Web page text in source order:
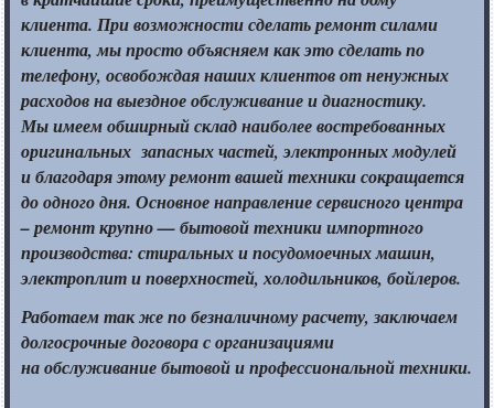
клиента.При возможностисделать ремонт силами
клиента,мы простообъясняем как это сделать по
телефону, освобождая наших клиентовот ненужных
расходовна выездноеобслуживаниеи диагностику.
Мы имеемобширный склад наиболее востребованных
оригинальных запасных частей, электронных модулей
и благодаряэтому ремонт вашей техники сокращается
до одногодня. Основное направление сервисного центра
– ремонткрупно —бытовой техники импортного
производства: стиральныхи посудомоечныхмашин,
электроплити поверхностей, холодильников, бойлеров.
Работаемтак жепо безналичному расчету, заключаем
долгосрочные договорас организациями
на обслуживаниебытовойи профессиональнойтехники.